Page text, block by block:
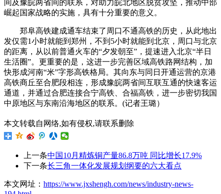
间及豫皖两省间的联系，对助力皖北地区脱贫攻坚，推动中部
崛起国家战略的实施，具有十分重要的意义。
郑阜高铁建成通车结束了周口不通高铁的历史，从此地出
发仅需1小时就能到郑州，不到5小时就能到北京，周口与北京
的距离，从以前普通火车的“夕发朝至”，提速进入北京“半日
生活圈”。更重要的是，这进一步完善区域高铁路网结构，加
快形成河南“米”字形高铁格局。其向东与同日开通运营的京港
高铁商丘至合肥段相连，形成豫皖两省间互联互通的快速客运
通道，并通过合肥连接合宁高铁、合福高铁，进一步密切我国
中原地区与东南沿海地区的联系。(记者王璐）
本文转载自网络,如有侵权,请联系删除
上一条中国10月精炼铜产量86.8万吨 同比增长17.9%
下一条长三角一体化发展规划纲要的六大看点
本文网址： https://www.jxshengh.com/news/industry-news-